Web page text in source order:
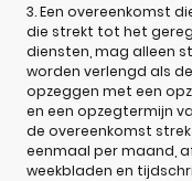
3. Een overeenkomst
die strekt tot het
diensten, mag alleen
worden verlengd als
opzeggen met een
en een opzegtermijn
de overeenkomst
eenmaal per maand,
weekbladen en